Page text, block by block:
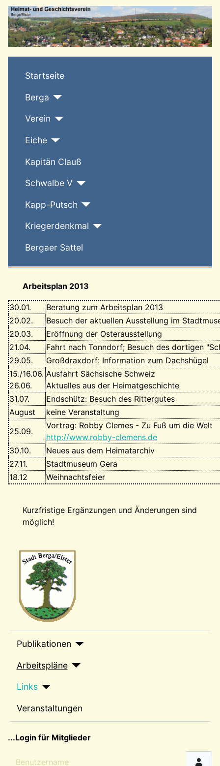
Startseite
Berga
Verein
Eiche
Kapitän Clauß
Schwalbe V
Kapp-Putsch
Kriegerdenkmal
Bergaer Sattel
Publikationen
Arbeitspläne
Links
Veranstaltungen
...Login für Mitglieder
Benutzername
Arbeitsplan 2013
30.01.
Beratung zum Arbeitsplan 2013
20.02.
Besuch der aktuellen Ausstellung im
20.03.
Eröffnung der Osterausstellung
21.04.
Fahrt nach Tonndorf; Besuch des dortigen
29.05.
Großdraxdorf: Information zum Dachshügel
15./16.06.
26.06.
Ausfahrt Sächsische Schweiz
Aktuelles aus der Heimatgeschichte
31.07.
Endschütz: Besuch des Rittergutes
August
keine Veranstaltung
25.09.
Vortrag: Robby Clemes - Zu Fuß um die Welt
http://www.robby-clemens.de
30.10.
Neues aus dem Heimatarchiv
27.11.
Stadtmuseum Gera
18.12
Weihnachtsfeier
Kurzfristige Ergänzungen und Änderungen sind
möglich!